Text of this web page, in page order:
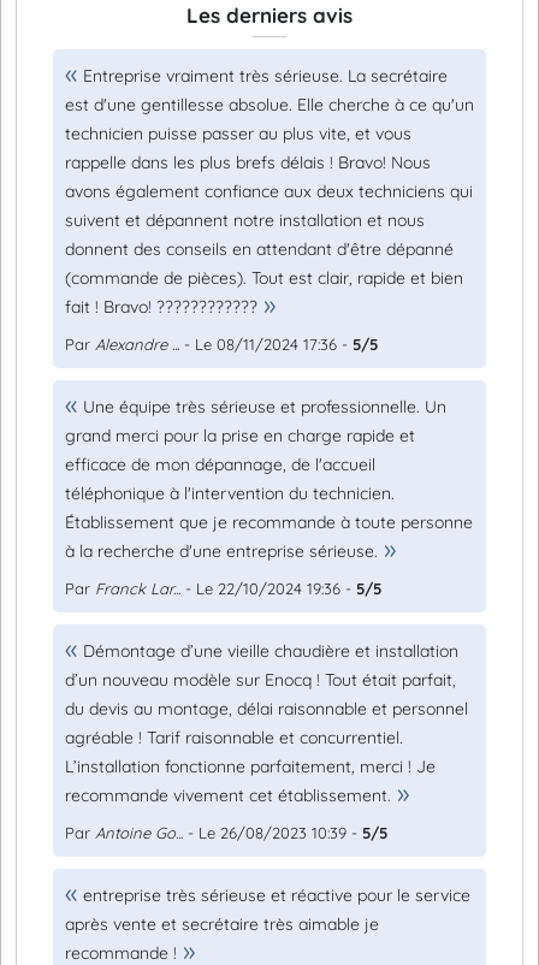
Les derniers avis
Entreprise vraiment très sérieuse. La secrétaire
est d'une gentillesse absolue. Elle cherche à ce qu'un
technicien puisse passer au plus vite, et vous
rappelle dans les plus brefs délais ! Bravo! Nous
avons également confiance aux deux techniciens qui
suivent et dépannent notre installation et nous
donnent des conseils en attendant d'être dépanné
(commande de pièces). Tout est clair, rapide et bien
fait ! Bravo! ????????????
Par Alexandre ... - Le 08/11/2024 17:36 - 5/5
Une équipe très sérieuse et professionnelle. Un
grand merci pour la prise en charge rapide et
efficace de mon dépannage, de l'accueil
téléphonique à l'intervention du technicien.
Établissement que je recommande à toute personne
à la recherche d'une entreprise sérieuse.
Par Franck Lar... - Le 22/10/2024 19:36 - 5/5
Démontage d’une vieille chaudière et installation
d’un nouveau modèle sur Enocq ! Tout était parfait,
du devis au montage, délai raisonnable et personnel
agréable ! Tarif raisonnable et concurrentiel.
L’installation fonctionne parfaitement, merci ! Je
recommande vivement cet établissement.
Par Antoine Go... - Le 26/08/2023 10:39 - 5/5
entreprise très sérieuse et réactive pour le service
après vente et secrétaire très aimable je
recommande !